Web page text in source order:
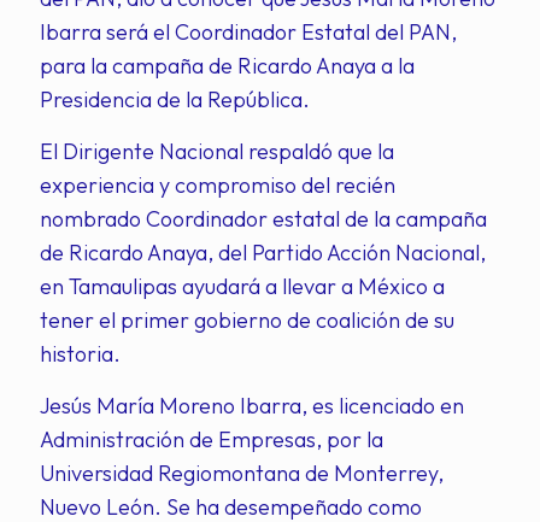
Ibarra será el Coordinador Estatal del PAN,
para la campaña de Ricardo Anaya a la
Presidencia de la República.
El Dirigente Nacional respaldó que la
experiencia y compromiso del recién
nombrado Coordinador estatal de la campaña
de Ricardo Anaya, del Partido Acción Nacional,
en Tamaulipas ayudará a llevar a México a
tener el primer gobierno de coalición de su
historia.
Jesús María Moreno Ibarra, es licenciado en
Administración de Empresas, por la
Universidad Regiomontana de Monterrey,
Nuevo León. Se ha desempeñado como